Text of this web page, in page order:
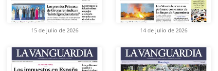
15 de julio de 2026 14 de julio de 2026